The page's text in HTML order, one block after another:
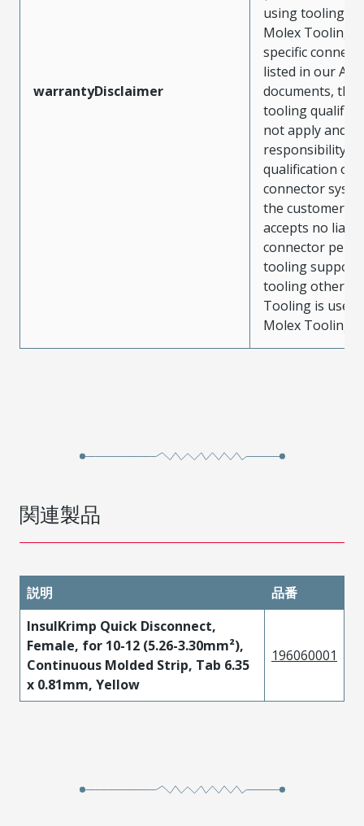
warrantyDisclaimer
using tooling
Molex Tooling
specific
listed in our ATS
documents, the
tooling
not apply and
responsibility
qualification of
connector
the customer.
accepts no
connector
tooling support
tooling other
Tooling is used
Molex Tooling
関連製品
説明
品番
InsulKrimp Quick Disconnect,
Female, for 10-12 (5.26-3.30mm²),
Continuous Molded Strip, Tab 6.35
x 0.81mm, Yellow
196060001